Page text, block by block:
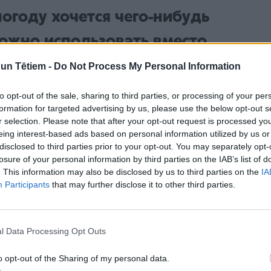
Tētiem - Do Not Process My Personal Information
opt-out of the sale, sharing to third parties, or processing of your
for targeted advertising by us, please use the below opt-out
selection. Please note that after your opt-out request is processed
interest-based ads based on personal information utilized by us
to third parties prior to your opt-out. You may separately
of your personal information by third parties on the IAB’s list of
This information may also be disclosed by us to third parties on the
Participants that may further disclose it to other third parties.
Data Processing Opt Outs
opt-out of the Sharing of my personal data.
хочется чего-нибудь
использовать вместо
сок или добавить в
несколько кубиков льда. Он
лучше.
ограничить в своем рационе сладости, то
улучшить